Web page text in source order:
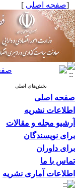
[صفحه اصلی ]
بخش‌های اصلی
صفحه اصلی
اطلاعات نشریه
آرشیو مجله و مقالات
برای نویسندگان
برای داوران
تماس با ما
اطلاعات آماری نشریه